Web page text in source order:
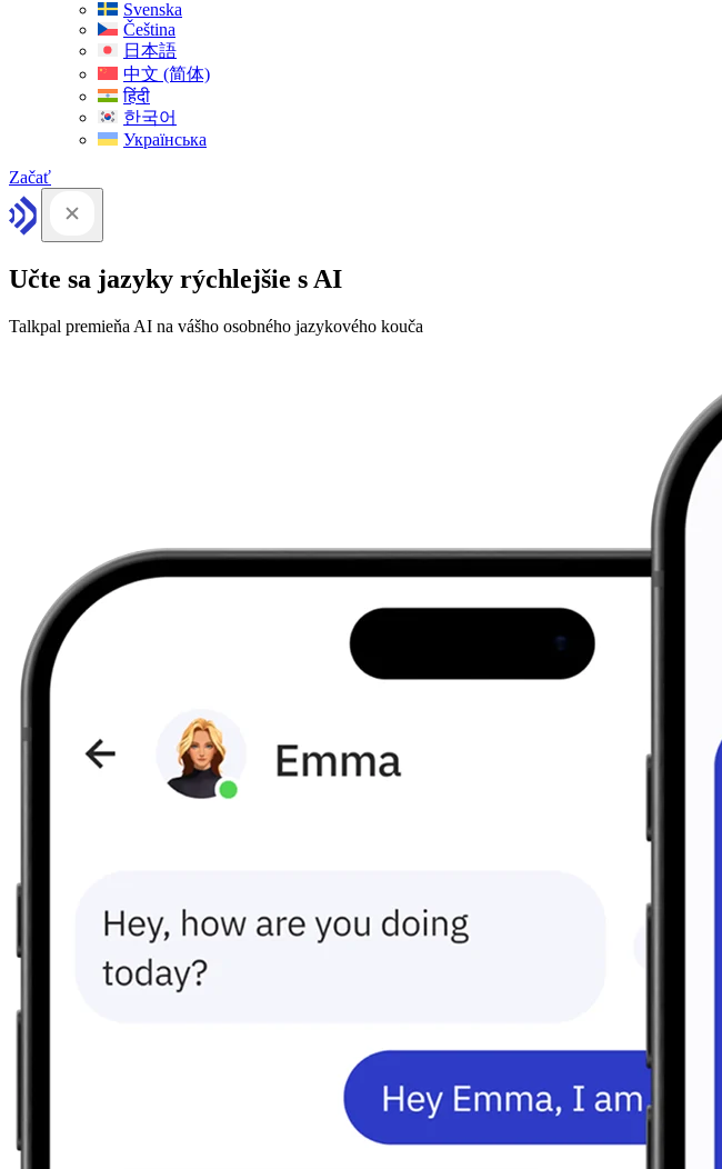
Svenska
Čeština
日本語
中文 (简体)
हिंदी
한국어
Українська
Začať
Učte sa jazyky rýchlejšie s AI
Talkpal premieňa AI na vášho osobného jazykového kouča